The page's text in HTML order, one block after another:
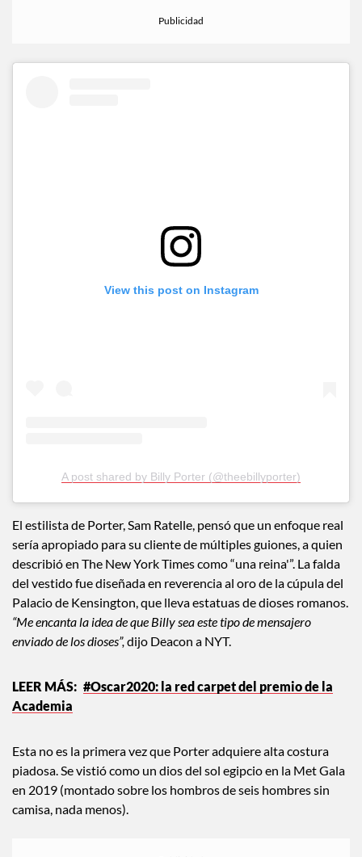
View this post on Instagram
A post shared by Billy Porter (@theebillyporter)
El estilista de Porter, Sam Ratelle, pensó que un enfoque real
sería apropiado para su cliente de múltiples guiones, a quien
describió en The New York Times como “una reina'”. La falda
del vestido fue diseñada en reverencia al oro de la cúpula del
Palacio de Kensington, que lleva estatuas de dioses romanos.
“Me encanta la idea de que Billy sea este tipo de mensajero
enviado de los dioses”, dijo Deacon a NYT.
#Oscar2020: la red carpet del premio de la
Academia
Esta no es la primera vez que Porter adquiere alta costura
piadosa. Se vistió como un dios del sol egipcio en la Met Gala
en 2019 (montado sobre los hombros de seis hombres sin
camisa, nada menos).